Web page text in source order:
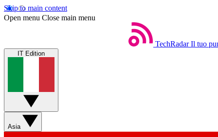
Skip to main content
Open menu Close main menu
TechRadar Il tuo
IT Edition
Asia